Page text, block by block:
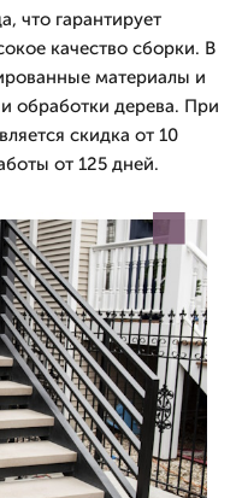
что гарантирует
качество сборки. В
материалы и
обработки дерева. При
скидка от 10
от 125 дней.